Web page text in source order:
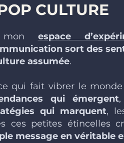
CULTURE
mon espace
sort des
assumée.
qui fait vibrer le monde
qui émergent
qui marquent,
ces petites étincelles
message en véritable